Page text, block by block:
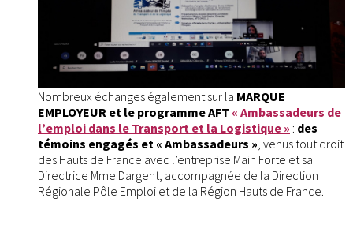
Nombreux échanges également sur la MARQUE
EMPLOYEUR et le programme AFT « Ambassadeurs de
l’emploi dans le Transport et la Logistique » : des
témoins engagés et « Ambassadeurs », venus tout droit
des Hauts de France avec l’entreprise Main Forte et sa
Directrice Mme Dargent, accompagnée de la Direction
Régionale Pôle Emploi et de la Région Hauts de France.